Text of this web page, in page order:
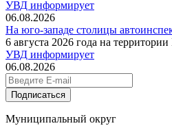
УВД информирует
06.08.2026
На юго-западе столицы
6 августа 2026 года на
УВД информирует
06.08.2026
Подписаться
Муниципальный округ